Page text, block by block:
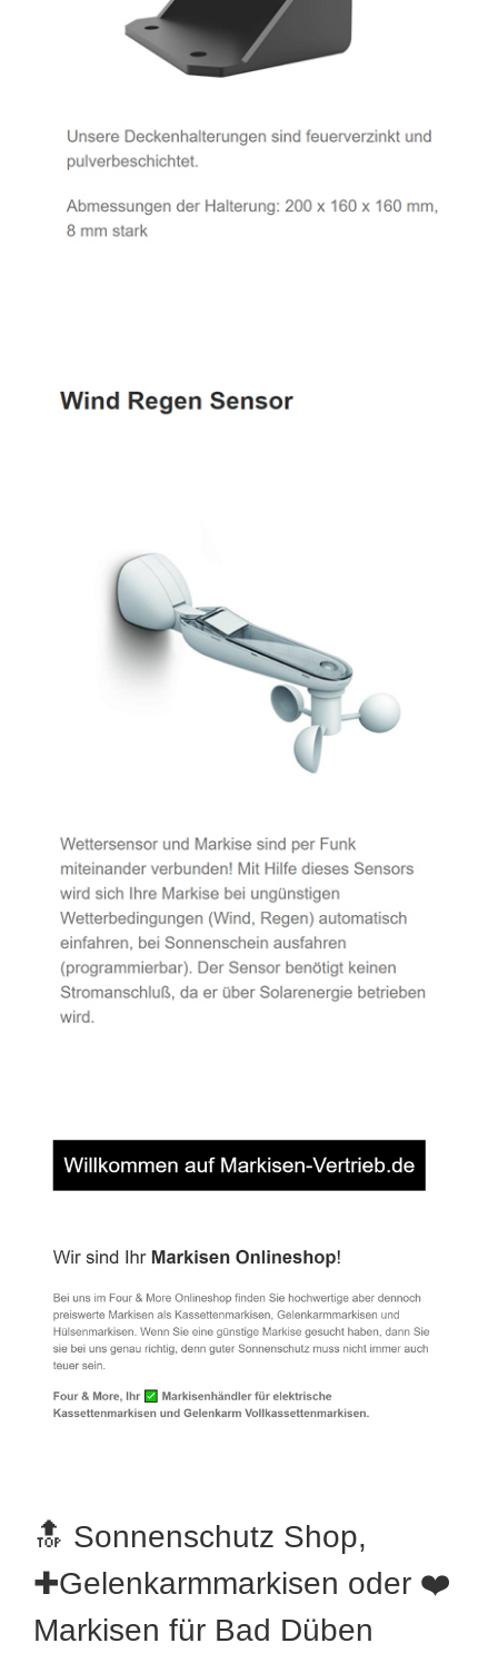
🔝 Sonnenschutz Shop,
✚Gelenkarmmarkisen oder ❤️
Markisen für Bad Düben